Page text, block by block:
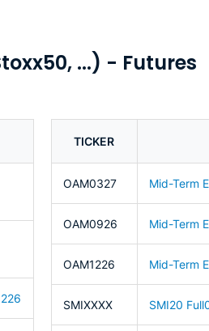
...) - Futures
TICKER
OAM0327 Mid-Term
OAM0926 Mid-Term
OAM1226 Mid-Term
SMIXXXX SMI20